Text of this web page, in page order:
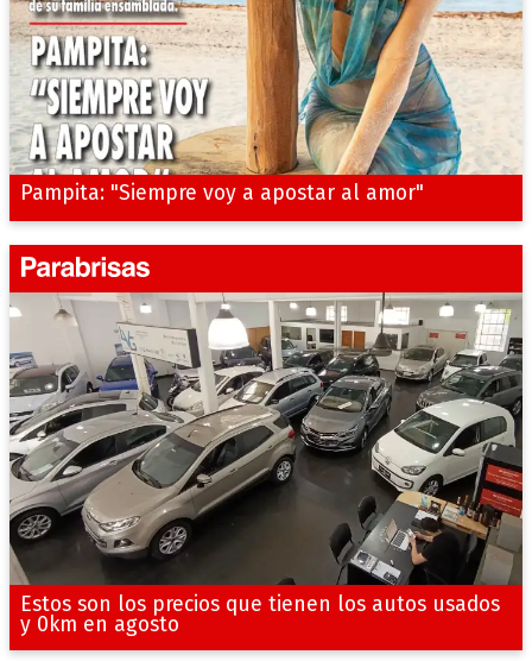
Pampita: "Siempre voy a apostar al amor"
Estos son los precios que tienen los autos usados
y 0km en agosto